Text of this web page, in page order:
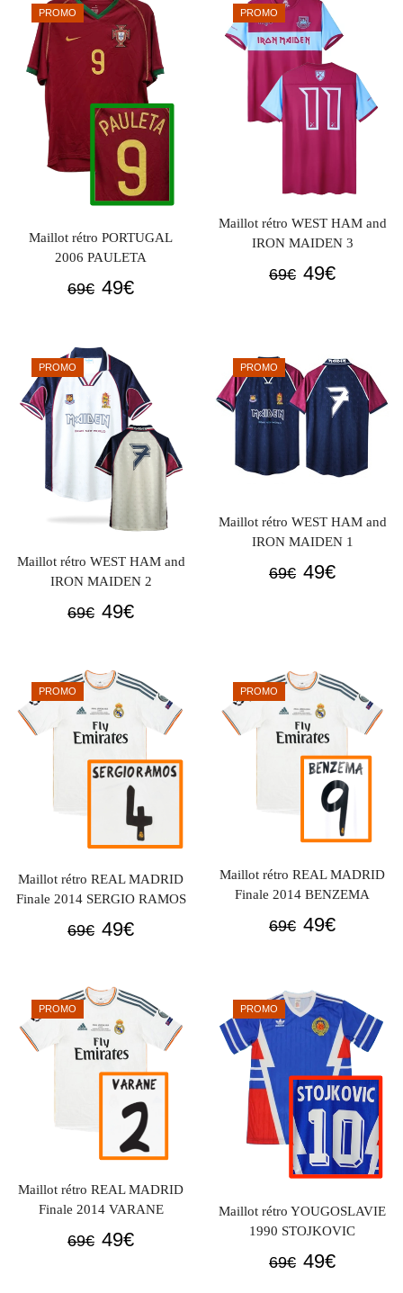
69€.
49€.
PROMO
Maillot rétro PORTUGAL
2006 PAULETA
69€ Le
était :
69€.
49€Le
49€.
PROMO
Maillot rétro WEST HAM and
IRON MAIDEN 3
69€ Le
69€.
49€Le
49€.
PROMO
Maillot rétro WEST HAM and
IRON MAIDEN 2
69€ Le
était :
69€.
49€Le
est :
49€.
PROMO
Maillot rétro WEST HAM and
IRON MAIDEN 1
69€ Le
49€Le
PROMO
Maillot rétro REAL MADRID
Finale 2014 SERGIO RAMOS
69€ Le
était :
69€.
49€Le
est :
49€.
PROMO
Maillot rétro REAL MADRID
Finale 2014 BENZEMA
69€ Le
était :
69€.
49€Le
est :
49€.
PROMO
Maillot rétro REAL MADRID
Finale 2014 VARANE
69€ Le
49€Le
PROMO
Maillot rétro YOUGOSLAVIE
1990 STOJKOVIC
69€ Le
49€Le